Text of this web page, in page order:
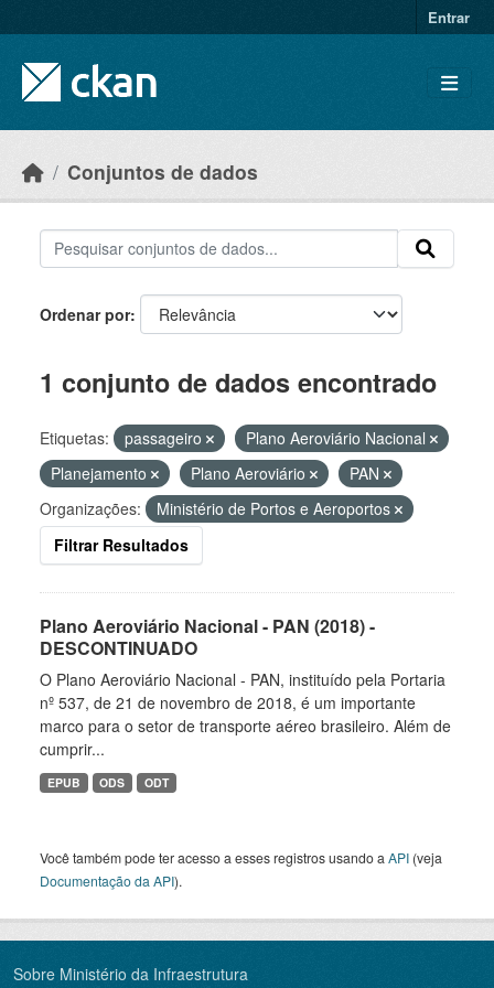
Entrar
Conjuntos de dados
Ordenar por
1 conjunto de dados encontrado
Etiquetas: passageiro
Plano Aeroviário Nacional
Planejamento
Plano Aeroviário
PAN
Organizações:
Ministério de Portos e Aeroportos
Filtrar Resultados
Plano Aeroviário Nacional - PAN (2018) -
DESCONTINUADO
O Plano Aeroviário Nacional - PAN, instituído pela Portaria
nº 537, de 21 de novembro de 2018, é um importante
marco para o setor de transporte aéreo brasileiro. Além de
cumprir...
EPUB ODS ODT
Você também pode ter acesso a esses registros usando a API (veja
Documentação da API).
Sobre Ministério da Infraestrutura